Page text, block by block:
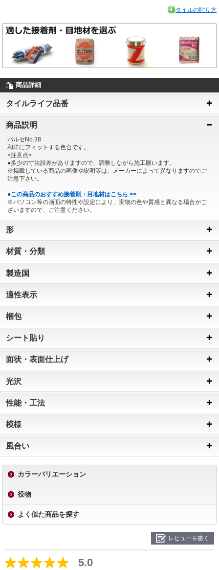
タイルの貼り方
商品詳細
タイルライフ品番
商品説明
バルセNo.38
和洋にフィットする色合です。
<注意点>
●多少の寸法誤差がありますので、調整しながら施工願います。
※掲載している商品の画像や説明等は、メーカーによって異なりますのでご
注意下さい。
●この商品のおすすめ接着剤・目地材はこちら >>
※パソコン等の画面の特性や設定により、実物の色や質感と異なる場合がご
ざいますので、ご注意ください。
形
材質・分類
製造国
適性表示
梱包
シート貼り
面状・表面仕上げ
光沢
性能・工法
模様
風合い
カラーバリエーション
役物
よく似た商品を探す
レビューを書く
5.0